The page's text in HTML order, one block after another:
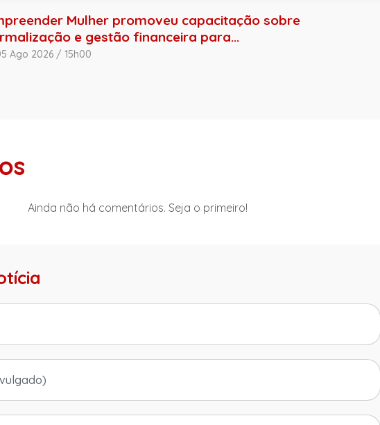
Mulher promoveu capacitação sobre
e gestão financeira para...
Ago 2026 / 15h00
Ainda não há comentários. Seja o primeiro!